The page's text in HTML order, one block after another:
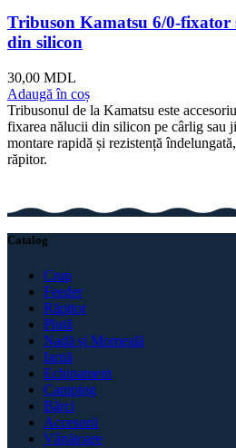
Tribuson Kamatsu 6/0-
din silicon
30,00 MDL
Adaugă în coș
Tribusonul de la Kamatsu este
fixarea nălucii din silicon pe cârlig sau
montare rapidă și rezistență
răpitor.
Catalog
Crap
Feeder
Răpitor
Plută
Nadă și Momeală
Iarnă
Echipament
Camping
Bărci
Accesorii
Vânătoare